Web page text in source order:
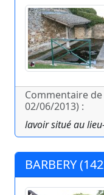
Commentaire de
02/06/2013) :
lavoir situé au
BARBERY